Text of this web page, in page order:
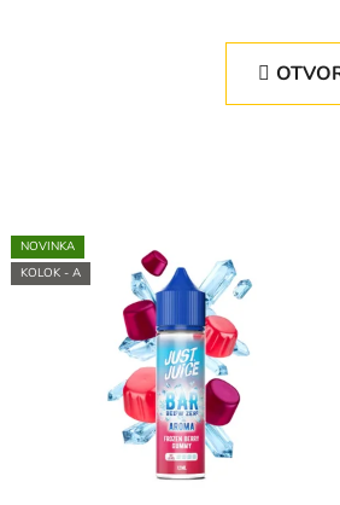
NOVINKA
KOLOK - A